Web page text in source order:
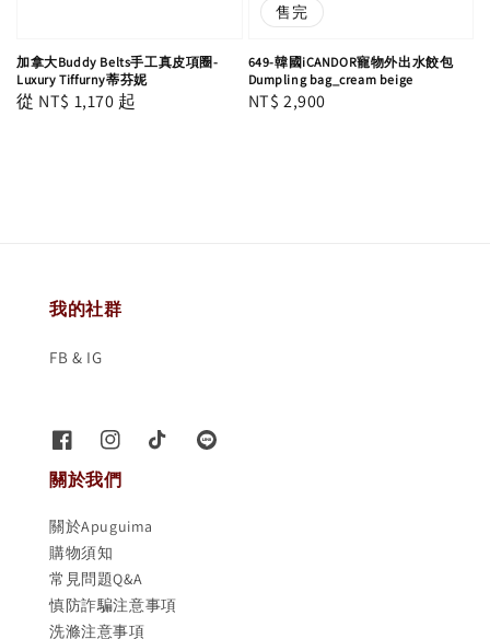
加拿大Buddy Belts手工真皮項圈-
Luxury Tiffurny蒂芬妮
Regular
從 NT$ 1,170 起
售完
649-韓國iCANDOR寵物外出水餃包
Dumpling bag_cream beige
Regular
NT$ 2,900
我的社群
FB & IG
關於我們
關於Apuguima
購物須知
常見問題Q&A
慎防詐騙注意事項
洗滌注意事項